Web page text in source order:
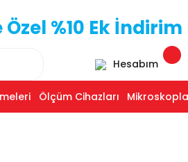
%10 Ek İndirim
Hesabım
Ölçüm Cihazları